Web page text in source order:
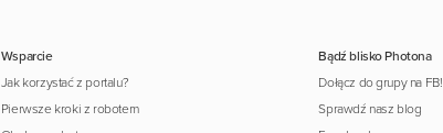
Wsparcie
Jak korzystać z portalu?
Pierwsze kroki z robotem
Bądź blisko Photona
Dołącz do grupy na FB!
Sprawdź nasz blog